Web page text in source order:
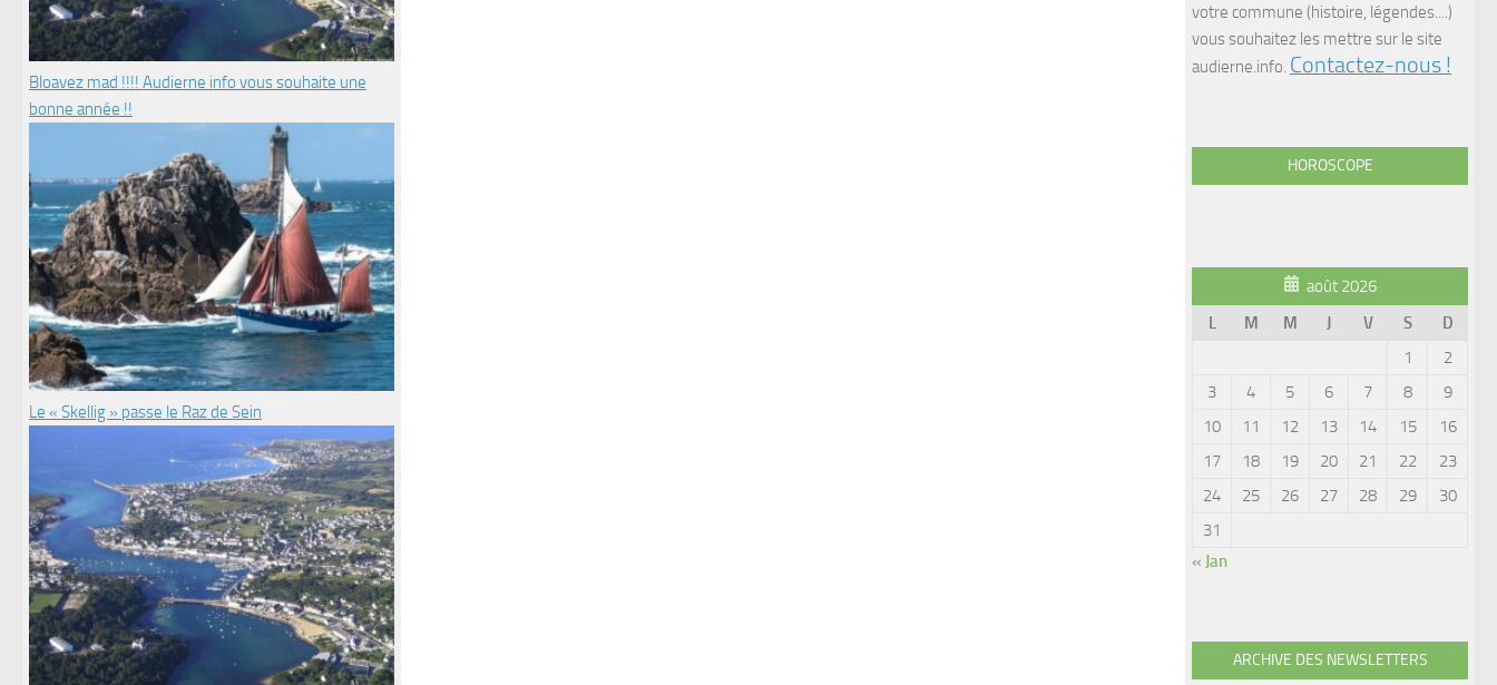
Bloavez mad !!!! Audierne info vous souhaite une
bonne année !!
Le « Skellig » passe le Raz de Sein
votre commune (histoire, légendes....)
vous souhaitez les mettre sur le site
audierne.info. Contactez-nous !
HOROSCOPE
août 2026
L
M M J V S
D
1
2
3
4 5 6 7 8
9
10
11 12 13 14 15
16
17
18 19 20 21 22
23
24
25 26 27 28 29
30
31
« Jan
ARCHIVE DES NEWSLETTERS